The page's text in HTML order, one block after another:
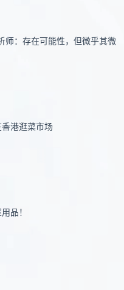
师：存在可能性，但微乎其微
港逛菜市场
品！